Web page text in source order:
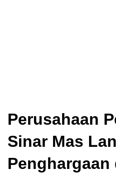
Perusahaan
Sinar Mas
Penghargaan